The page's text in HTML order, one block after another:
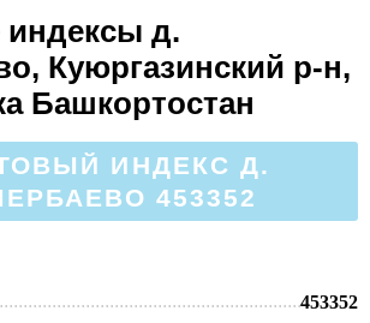
д.
Куюргазинский р-н,
Башкортостан
ИНДЕКС Д.
453352
453352